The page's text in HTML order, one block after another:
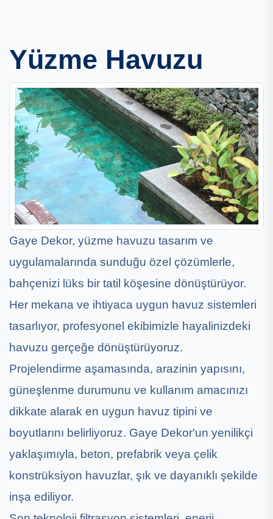
Yüzme Havuzu
Gaye Dekor, yüzme havuzu tasarım ve
uygulamalarında sunduğu özel çözümlerle,
bahçenizi lüks bir tatil köşesine dönüştürüyor.
Her mekana ve ihtiyaca uygun havuz sistemleri
tasarlıyor, profesyonel ekibimizle hayalinizdeki
havuzu gerçeğe dönüştürüyoruz.
Projelendirme aşamasında, arazinin yapısını,
güneşlenme durumunu ve kullanım amacınızı
dikkate alarak en uygun havuz tipini ve
boyutlarını belirliyoruz. Gaye Dekor'un yenilikçi
yaklaşımıyla, beton, prefabrik veya çelik
konstrüksiyon havuzlar, şık ve dayanıklı şekilde
inşa ediliyor.